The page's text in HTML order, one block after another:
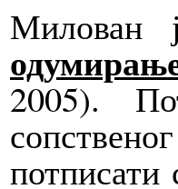
Милован
2005).